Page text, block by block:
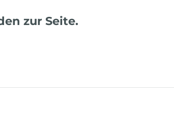
zur Seite.